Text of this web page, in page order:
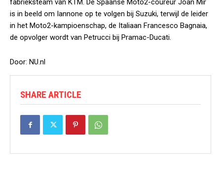
fabrieksteam van KTM. De Spaanse Moto2-coureur Joan Mir
is in beeld om Iannone op te volgen bij Suzuki, terwijl de leider
in het Moto2-kampioenschap, de Italiaan Francesco Bagnaia,
de opvolger wordt van Petrucci bij Pramac-Ducati.
Door: NU.nl
SHARE ARTICLE